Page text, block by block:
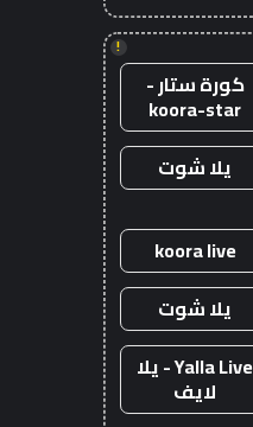
!
كورة ستار -
koora-star
يلا شوت
koora live
يلا شوت
Yalla Live - يلا
لايف